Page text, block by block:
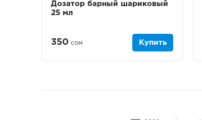
Дозатор барный шариковый
25 мл
350 сом Купить